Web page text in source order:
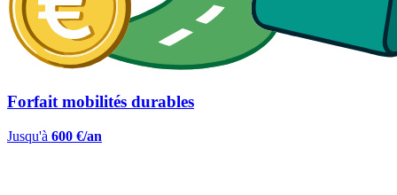
Forfait mobilités durables
Jusqu'à 600 €/an